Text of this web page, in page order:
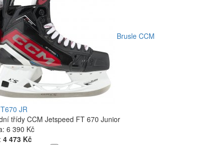
Brusle CCM
JR
třídy CCM Jetspeed FT 670 Junior
6 390 Kč
4 473 Kč